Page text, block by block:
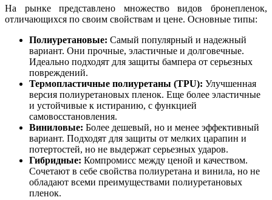
На рынке представлено множество видов бронепленок,
отличающихся по своим свойствам и цене. Основные типы:
Полиуретановые: Самый популярный и надежный
вариант. Они прочные, эластичные и долговечные.
Идеально подходят для защиты бампера от серьезных
повреждений.
Термопластичные полиуретаны (TPU): Улучшенная
версия полиуретановых пленок. Еще более эластичные
и устойчивые к истиранию, с функцией
самовосстановления.
Виниловые: Более дешевый, но и менее эффективный
вариант. Подходят для защиты от мелких царапин и
потертостей, но не выдержат серьезных ударов.
Гибридные: Компромисс между ценой и качеством.
Сочетают в себе свойства полиуретана и винила, но не
обладают всеми преимуществами полиуретановых
пленок.